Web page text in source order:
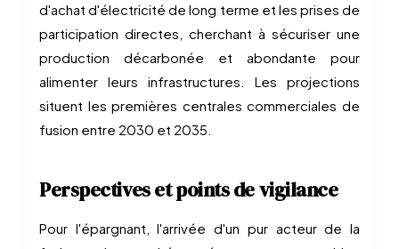
d'achat d'électricité de long terme et les prises de
participation directes, cherchant à sécuriser une
production décarbonée et abondante pour
alimenter leurs infrastructures. Les projections
situent les premières centrales commerciales de
fusion entre 2030 et 2035.
Perspectives et points de vigilance
Pour l'épargnant, l'arrivée d'un pur acteur de la